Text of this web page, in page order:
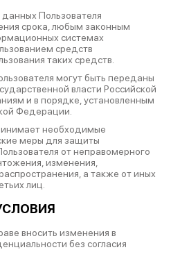
Пользователя
срока, любым законным
системах
средств
таких средств.
могут быть переданы
власти Российской
и в порядке, установленным
Федерации.
необходимые
меры для защиты
от неправомерного
изменения,
а также от иных
лиц.
вносить изменения в
без согласия